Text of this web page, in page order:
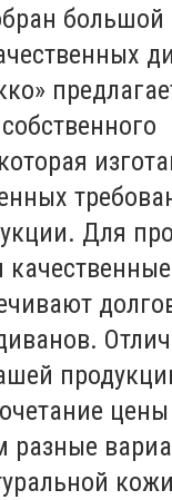
большой
Для
разные